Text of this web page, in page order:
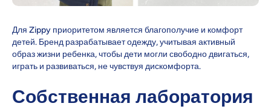
Для Zippy приоритетом является благополучие и комфорт
детей. Бренд разрабатывает одежду, учитывая активный
образ жизни ребенка, чтобы дети могли свободно двигаться,
играть и развиваться, не чувствуя дискомфорта.
Собственная лаборатория